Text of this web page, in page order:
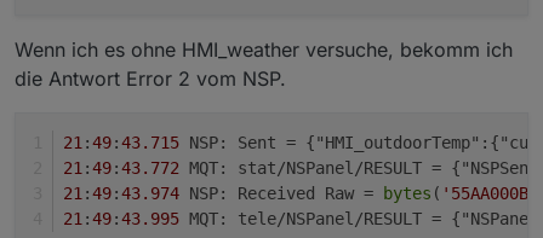
    </value>
  </block>
*/
Export:
    <field name="LOG"></field>
<field name="WITH_STATEMENT">FALSE</
    <value name="ARG0">
<field name="TEXT">znil/Tests/
    </value>
    <value name="ARG1">
<shadow type="text"
Wenn ich es ohne HMI_weather versuche, bekomm ich
die Antwort Error 2 vom NSP.
21 :49:43.715 NSP: Sent =
21 :49:43.772 MQT: stat/NSPanel/RESULT =
21 :49:43.974 NSP: Received Raw = bytes (
21 :49:43.995 MQT: tele/NSPanel/RESULT =